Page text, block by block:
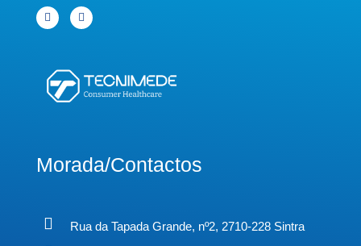
Morada/Contactos
Rua da Tapada Grande, nº2, 2710-228 Sintra